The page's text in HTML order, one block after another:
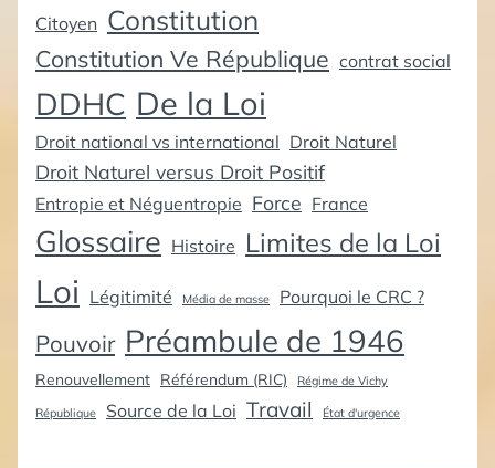
Citoyen Constitution
Constitution Ve République contrat social
DDHC De la Loi
Droit national vs international Droit Naturel
Droit Naturel versus Droit Positif
Entropie et Néguentropie Force France
Glossaire Histoire Limites de la Loi
Loi Légitimité Média de masse Pourquoi le CRC ?
Pouvoir Préambule de 1946
Renouvellement Référendum (RIC) Régime de Vichy
République Source de la Loi Travail État d'urgence